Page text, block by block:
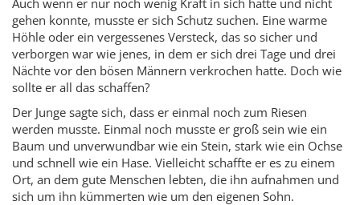
gehen konnte, musste er sich Schutz suchen. Eine warme
Höhle oder ein vergessenes Versteck, das so sicher und
verborgen war wie jenes, in dem er sich drei Tage und drei
Nächte vor den bösen Männern verkrochen hatte. Doch wie
sollte er all das schaffen?
Der Junge sagte sich, dass er einmal noch zum Riesen
werden musste. Einmal noch musste er groß sein wie ein
Baum und unverwundbar wie ein Stein, stark wie ein Ochse
und schnell wie ein Hase. Vielleicht schaffte er es zu einem
Ort, an dem gute Menschen lebten, die ihn aufnahmen und
sich um ihn kümmerten wie um den eigenen Sohn.